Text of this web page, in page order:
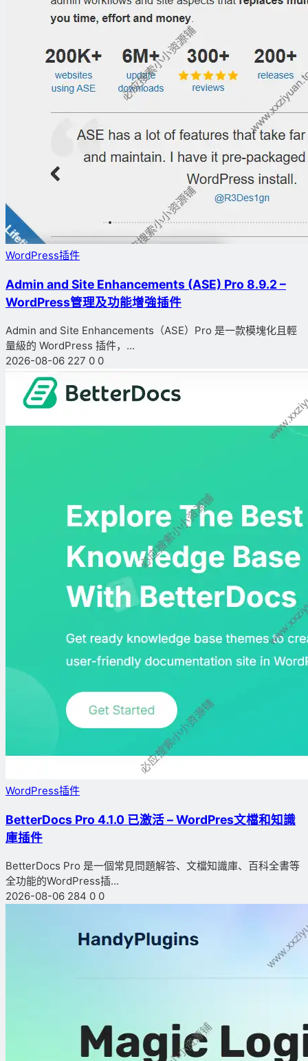
WordPress插件
Admin and Site Enhancements (ASE) Pro 8.9.2 –
WordPress管理及功能增強插件
Admin and Site Enhancements（ASE）Pro 是一款模塊化且輕
量級的 WordPress 插件，...
2026-08-06 227 0 0
WordPress插件
BetterDocs Pro 4.1.0 已激活 – WordPres文檔和知識
庫插件
BetterDocs Pro 是一個常見問題解答、文檔知識庫、百科全書等
全功能的WordPress插...
2026-08-06 284 0 0